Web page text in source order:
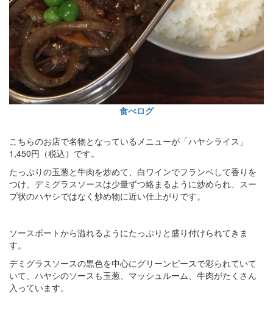
食べログ
こちらのお店で名物となっているメニューが「ハヤシライス」
1,450円（税込）です。
たっぷりの玉葱と牛肉を炒めて、白ワインでフランベして香りを
つけ、デミグラスソースは少量ずつ絡まるように炒められ、スー
プ状のハヤシではなく炒め物に近い仕上がりです。
ソースボートから溢れるようにたっぷりと盛り付けられてきま
す。
デミグラスソースの黒色を中心にグリーンピースで彩られていて
いて、ハヤシのソースも玉葱、マッシュルーム、牛肉がたくさん
入っています。